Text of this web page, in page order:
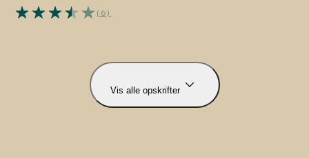
(6)
Vis alle opskrifter